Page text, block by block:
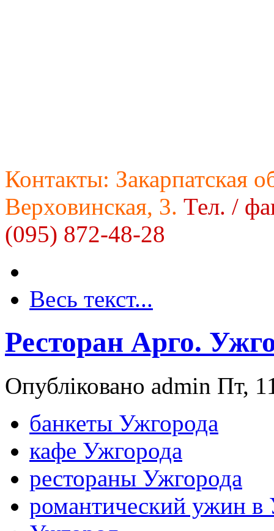
Контакты: Закарпатская
Верховинская, 3. Тел. /
(095) 872-48-28
Весь текст...
Ресторан Арго.
Опубліковано admin Пт,
банкеты Ужгорода
кафе Ужгорода
рестораны Ужгорода
романтический ужин в